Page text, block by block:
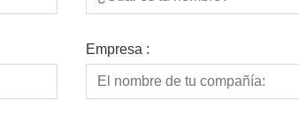
Empresa :